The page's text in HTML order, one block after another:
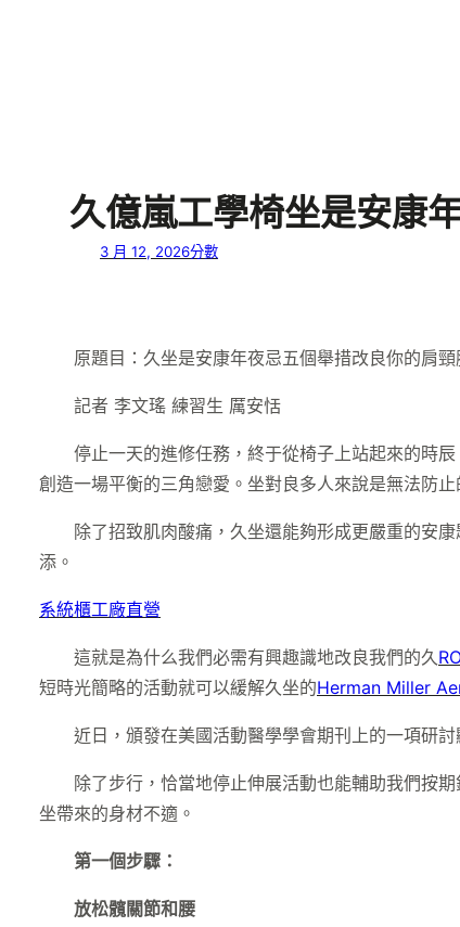
久億嵐工學椅坐是安康
3 月 12, 2026分數
原題目： 久坐是安康年夜忌五個舉措改良你的肩頸
記者 李文瑤 練習生 厲安恬
停止一天的進修任務，終于從椅子上站起來的時
創造一場平衡的三角戀愛。坐對良多人來說是無法防
除了招致肌肉酸痛，久坐還能夠形成更嚴重的安
添。
系統櫃工廠直營
這就是為什么我們必需有興趣識地改良我們的久
短時光簡略的活動就可以緩解久坐的Herman Miller
近日，頒發在美國活動醫學學會期刊上的一項研
除了步行，恰當地停止伸展活動也能輔助我們按
坐帶來的身材不適。
第一個步驟：
放松髖關節和腰